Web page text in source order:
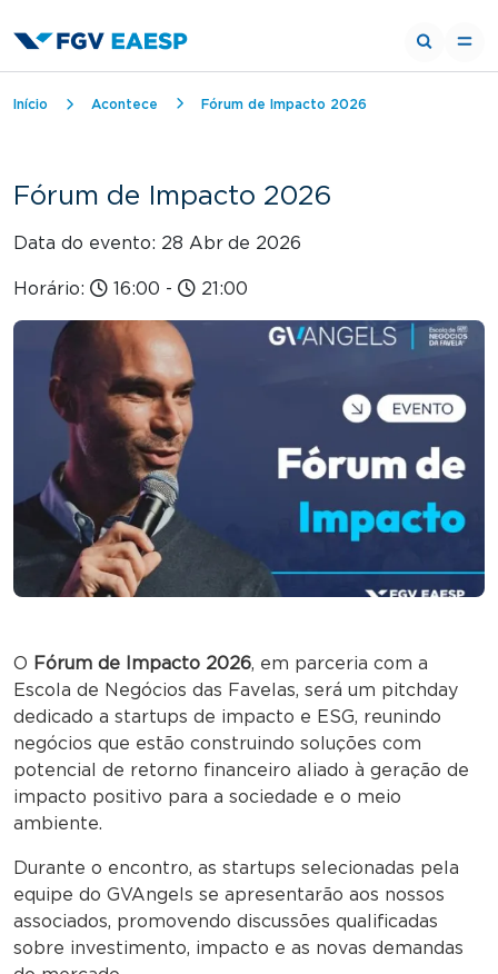
Trilha de navegação
Início Acontece Fórum de Impacto 2026
Fórum de Impacto 2026
Data do evento: 28 Abr de 2026
Horário: 16:00 - 21:00
O Fórum de Impacto 2026, em parceria com a
Escola de Negócios das Favelas, será um pitchday
dedicado a startups de impacto e ESG, reunindo
negócios que estão construindo soluções com
potencial de retorno financeiro aliado à geração de
impacto positivo para a sociedade e o meio
ambiente.
Durante o encontro, as startups selecionadas pela
equipe do GVAngels se apresentarão aos nossos
associados, promovendo discussões qualificadas
sobre investimento, impacto e as novas demandas